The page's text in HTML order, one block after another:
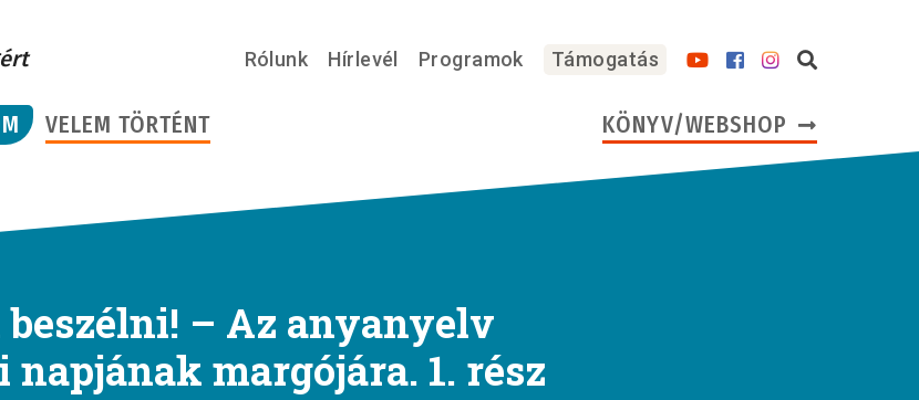
Rólunk Hírlevél Programok Támogatás
VELEM TÖRTÉNT KÖNYV/WEBSHOP
– Az anyanyelv
napjának margójára. 1. rész